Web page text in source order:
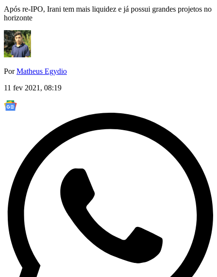
Após re-IPO, Irani tem mais liquidez e já possui grandes projetos no
horizonte
PorMatheus Egydio
11 fev 2021, 08:19